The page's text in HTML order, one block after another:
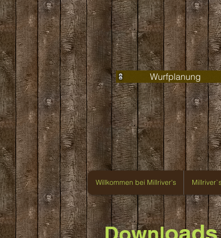
Wurfplanung
Willkommen bei Millriver's
oads